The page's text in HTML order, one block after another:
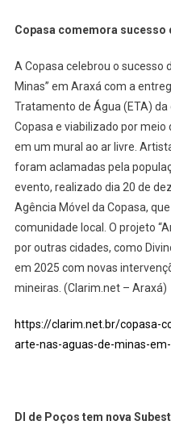
Copasa comemora sucesso
A Copasa celebrou o sucesso
Minas” em Araxá com a
Tratamento de Água (ETA)
Copasa e viabilizado por
em um mural ao ar livre.
foram aclamadas pela
evento, realizado dia 20 de
Agência Móvel da Copasa,
comunidade local. O projeto
por outras cidades, como
em 2025 com novas
mineiras. (Clarim.net – Araxá)
https://clarim.net.br/copasa-
arte-nas-aguas-de-minas-
DI de Poços tem nova